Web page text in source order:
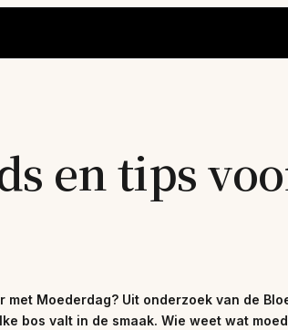
en tips
Moederdag? Uit onderzoek van de
bos valt in de smaak. Wie weet wat